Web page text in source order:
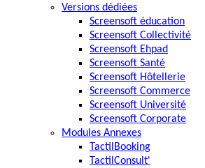
Versions dédiées
Screensoft éducation
Screensoft Collectivité
Screensoft Ehpad
Screensoft Santé
Screensoft Hôtellerie
Screensoft Commerce
Screensoft Université
Screensoft Corporate
Modules Annexes
TactilBooking
TactilConsult'